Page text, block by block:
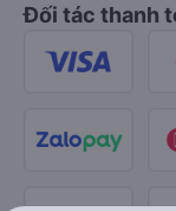
Đối tác thanh